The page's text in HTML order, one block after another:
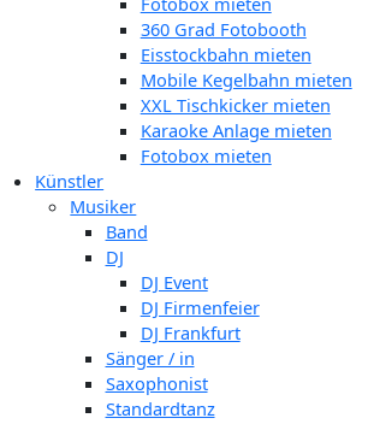
360 Grad Fotobooth
Eisstockbahn mieten
Mobile Kegelbahn mieten
XXL Tischkicker mieten
Karaoke Anlage mieten
Fotobox mieten
Künstler
Musiker
Band
DJ
DJ Event
DJ Firmenfeier
DJ Frankfurt
Sänger / in
Saxophonist
Standardtanz